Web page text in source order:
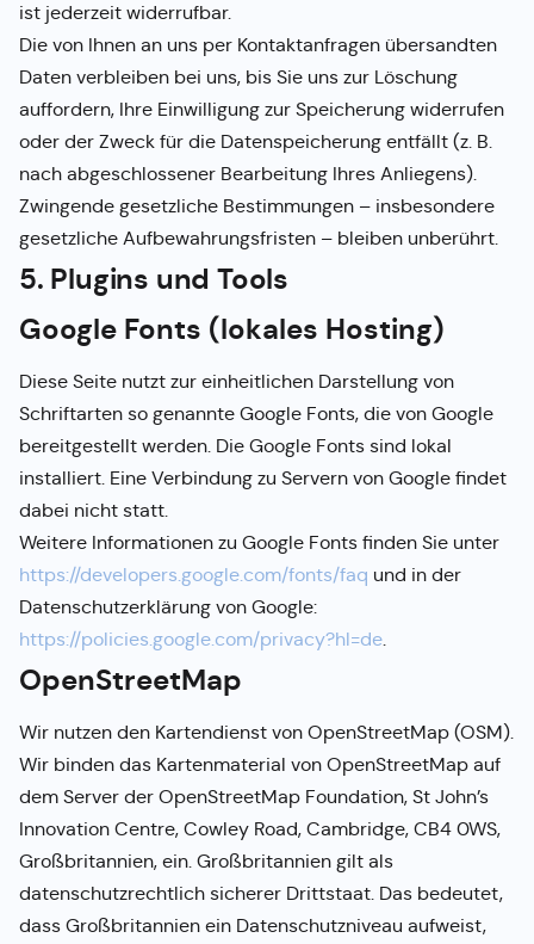
ist jederzeit widerrufbar.
Die von Ihnen an uns per Kontaktanfragen übersandten
Daten verbleiben bei uns, bis Sie uns zur Löschung
auffordern, Ihre Einwilligung zur Speicherung widerrufen
oder der Zweck für die Datenspeicherung entfällt (z. B.
nach abgeschlossener Bearbeitung Ihres Anliegens).
Zwingende gesetzliche Bestimmungen – insbesondere
gesetzliche Aufbewahrungsfristen – bleiben unberührt.
5. Plugins und Tools
Google Fonts (lokales Hosting)
Diese Seite nutzt zur einheitlichen Darstellung von
Schriftarten so genannte Google Fonts, die von Google
bereitgestellt werden. Die Google Fonts sind lokal
installiert. Eine Verbindung zu Servern von Google findet
dabei nicht statt.
Weitere Informationen zu Google Fonts finden Sie unter
https://developers.google.com/fonts/faq und in der
Datenschutzerklärung von Google:
https://policies.google.com/privacy?hl=de.
OpenStreetMap
Wir nutzen den Kartendienst von OpenStreetMap (OSM).
Wir binden das Kartenmaterial von OpenStreetMap auf
dem Server der OpenStreetMap Foundation, St John’s
Innovation Centre, Cowley Road, Cambridge, CB4 0WS,
Großbritannien, ein. Großbritannien gilt als
datenschutzrechtlich sicherer Drittstaat. Das bedeutet,
dass Großbritannien ein Datenschutzniveau aufweist,